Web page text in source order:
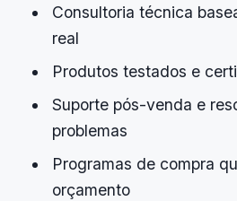
Consultoria técnica
real
Produtos testados e
Suporte pós-venda e
problemas
Programas de compra
orçamento